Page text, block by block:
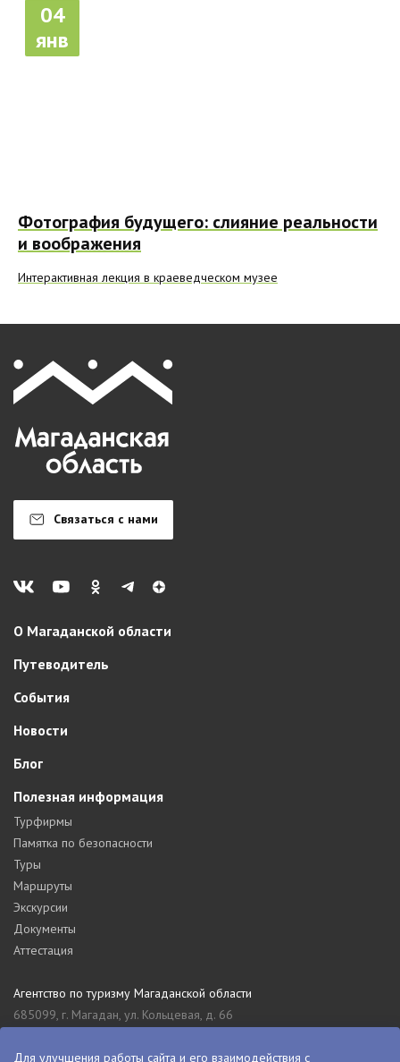
04
янв
Фотография будущего: слияние реальности
и воображения
Интерактивная лекция в краеведческом музее
Связаться с нами
О Магаданской области
Путеводитель
События
Новости
Блог
Полезная информация
Турфирмы
Памятка по безопасности
Туры
Маршруты
Экскурсии
Документы
Аттестация
Агентство по туризму Магаданской области
685099, г. Магадан, ул. Кольцевая, д. 66
8 (4132) 61-76-67
Для улучшения работы сайта и его взаимодействия с